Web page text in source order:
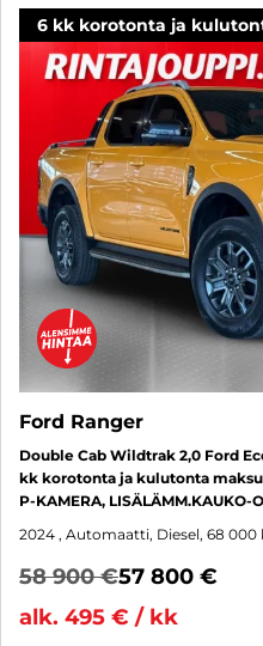
6 kk korotonta ja
Ford Ranger
Double Cab Wildtrak 2,0 Ford
kk korotonta ja kulutonta
P-KAMERA, LISÄLÄMM.KAUKO-
2024 , Automaatti, Diesel, 68 000
58 900 €57 800 €
alk. 495 € / kk